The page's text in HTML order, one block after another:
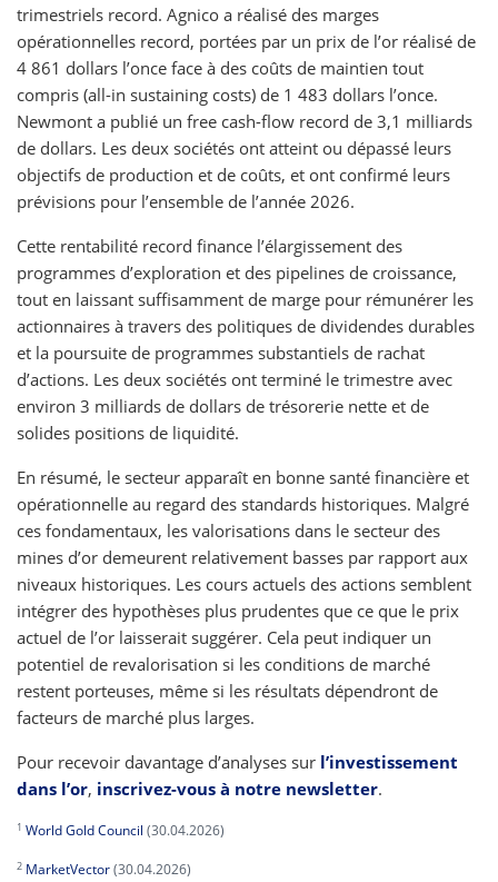
trimestriels record. Agnico a réalisé des marges
opérationnelles record, portées par un prix de l’or réalisé de
4 861 dollars l’once face à des coûts de maintien tout
compris (all-in sustaining costs) de 1 483 dollars l’once.
Newmont a publié un free cash-flow record de 3,1 milliards
de dollars. Les deux sociétés ont atteint ou dépassé leurs
objectifs de production et de coûts, et ont confirmé leurs
prévisions pour l’ensemble de l’année 2026.
Cette rentabilité record finance l’élargissement des
programmes d’exploration et des pipelines de croissance,
tout en laissant suffisamment de marge pour rémunérer les
actionnaires à travers des politiques de dividendes durables
et la poursuite de programmes substantiels de rachat
d’actions. Les deux sociétés ont terminé le trimestre avec
environ 3 milliards de dollars de trésorerie nette et de
solides positions de liquidité.
En résumé, le secteur apparaît en bonne santé financière et
opérationnelle au regard des standards historiques. Malgré
ces fondamentaux, les valorisations dans le secteur des
mines d’or demeurent relativement basses par rapport aux
niveaux historiques. Les cours actuels des actions semblent
intégrer des hypothèses plus prudentes que ce que le prix
actuel de l’or laisserait suggérer. Cela peut indiquer un
potentiel de revalorisation si les conditions de marché
restent porteuses, même si les résultats dépendront de
facteurs de marché plus larges.
Pour recevoir davantage d’analyses sur l’investissement
dans l’or, inscrivez-vous à notre newsletter.
1 World Gold Council (30.04.2026)
2 MarketVector(30.04.2026)